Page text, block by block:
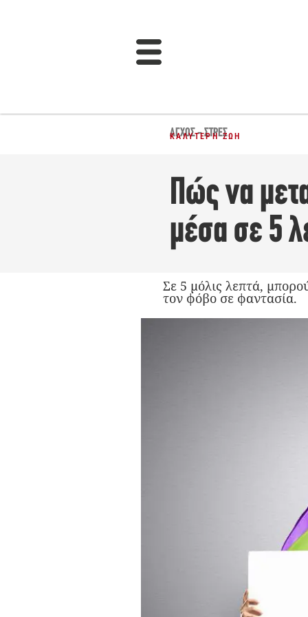
ΆΓΧΟΣ - ΣΤΡΕΣ
ΚΑΛΎΤΕΡΗ ΖΩΉ
Πώς να
μέσα σε 5
Σε 5 μόλις λεπτά,
τον φόβο σε φαντασία.